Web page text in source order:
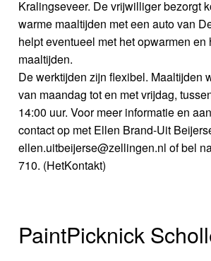
Kralingseveer. De vrijwilliger bezorgt
warme maaltijden met een auto van
helpt eventueel met het opwarmen en
maaltijden.
De werktijden zijn flexibel. Maaltijden
van maandag tot en met vrijdag,
14:00 uur. Voor meer informatie en
contact op met Ellen Brand-Uit
ellen.uitbeijerse@zellingen.nl of bel
710. (HetKontakt)
PaintPicknick